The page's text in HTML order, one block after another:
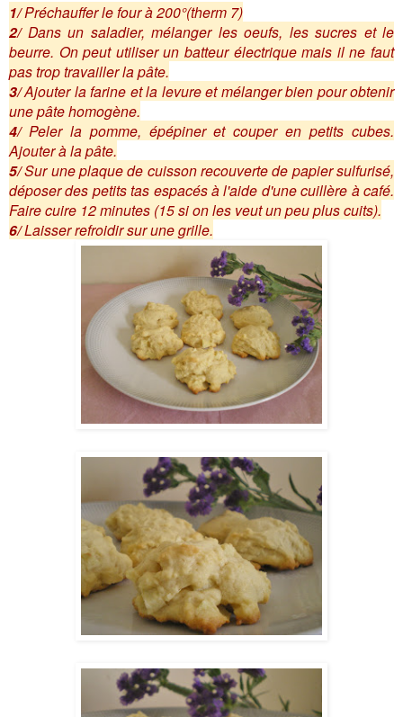
1/Préchauffer le four à 200°(therm 7)
2/ Dans un saladier, mélanger les oeufs, les sucres et le
beurre. On peut utiliser un batteur électrique mais il ne faut
pas trop travailler la pâte.
3/Ajouter la farine et la levure et mélanger bien pour obtenir
une pâte homogène.
4/Peler la pomme, épépiner et couper en petits cubes.
Ajouter à la pâte.
5/Sur une plaque de cuisson recouverte de papier sulfurisé,
déposer des petits tas espacés à l'aide d'une cuillère à café.
Faire cuire 12 minutes (15 si on les veut un peu plus cuits).
6/Laisser refroidir sur une grille.